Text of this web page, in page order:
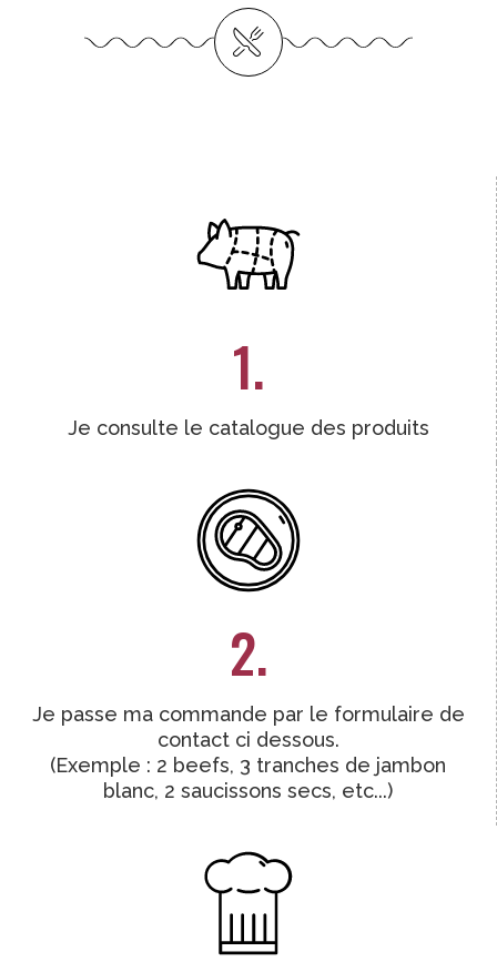
1.
Je consulte le catalogue des produits
2.
Je passe ma commande par le formulaire de
contact ci dessous.
(Exemple : 2 beefs, 3 tranches de jambon
blanc, 2 saucissons secs, etc...)